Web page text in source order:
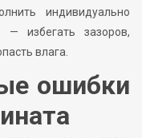
индивидуально
— избегать зазоров,
влага.
ошибки